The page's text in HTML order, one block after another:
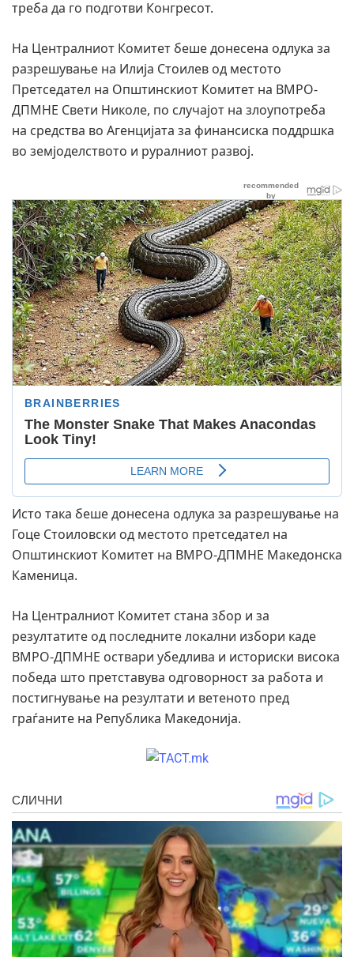
треба да го подготви Конгресот.
На Централниот Комитет беше донесена одлука за
разрешување на Илија Стоилев од местото
Претседател на Општинскиот Комитет на ВМРО-
ДПМНЕ Свети Николе, по случајот на злоупотреба
на средства во Агенцијата за финансиска поддршка
во земјоделството и руралниот развој.
Исто така беше донесена одлука за разрешување на
Гоце Стоиловски од местото претседател на
Општинскиот Комитет на ВМРО-ДПМНЕ Македонска
Каменица.
На Централниот Комитет стана збор и за
резултатите од последните локални избори каде
ВМРО-ДПМНЕ оствари убедлива и историски висока
победа што претставува одговорност за работа и
постигнување на резултати и ветеното пред
граѓаните на Република Македонија.